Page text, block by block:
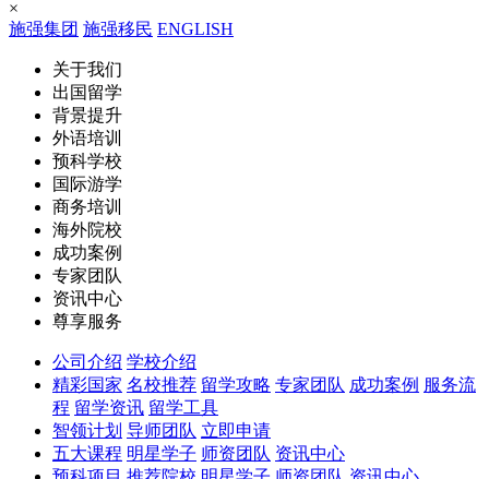
×
施强集团 施强移民 ENGLISH
关于我们
出国留学
背景提升
外语培训
预科学校
国际游学
商务培训
海外院校
成功案例
专家团队
资讯中心
尊享服务
公司介绍 学校介绍
精彩国家 名校推荐 留学攻略 专家团队 成功案例 服务流
程 留学资讯 留学工具
智领计划 导师团队 立即申请
五大课程 明星学子 师资团队 资讯中心